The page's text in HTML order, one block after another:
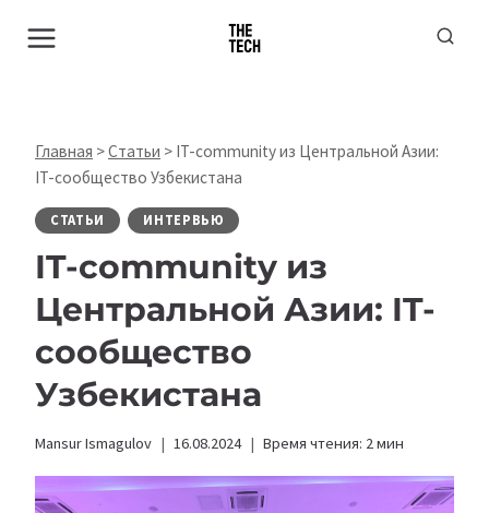
Главная >Статьи > IT-community из Центральной Азии:
IT-сообщество Узбекистана
СТАТЬИ ИНТЕРВЬЮ
IT-community из
Центральной Азии: IT-
сообщество
Узбекистана
Mansur Ismagulov 16.08.2024 Время чтения: 2мин